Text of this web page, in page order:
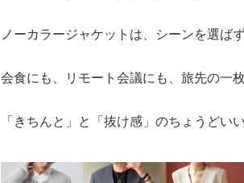
ノーカラージャケットは、シーンを選ば
会食にも、リモート会議にも、旅先の一枚
「きちんと」と「抜け感」のちょうどい